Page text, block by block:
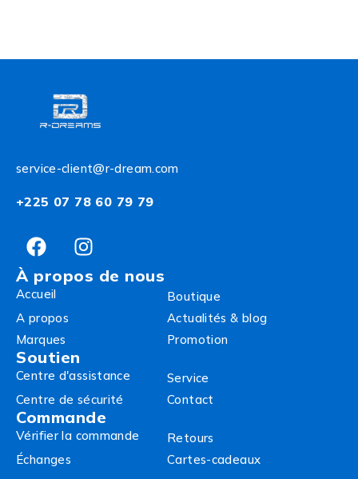
service-client@r-dream.com
+225 07 78 60 79 79
À propos de nous
Accueil
Boutique
A propos
Actualités & blog
Marques
Promotion
Soutien
Centre d'assistance
Service
Centre de sécurité
Contact
Commande
Vérifier la commande
Retours
Échanges
Cartes-cadeaux